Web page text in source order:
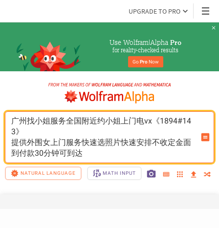
UPGRADE TO PRO
Use Wolfram|Alpha Pro
for reality-checked results
Go Pro Now
广州找小姐服务全国附近约小姐上门电vx《1894#14
3》
提供外围女上门服务快速选照片快速安排不收定金面
到付款30分钟可到达
NATURAL LANGUAGE MATH INPUT